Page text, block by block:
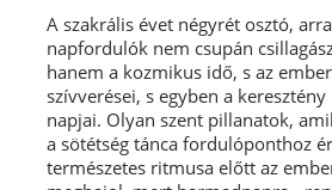
A szakrális évet négyrét osztó,
napfordulók nem csupán
hanem a kozmikus idő, s az
szívverései, s egyben a
napjai. Olyan szent pillanatok,
a sötétség tánca fordulóponthoz
természetes ritmusa előtt az